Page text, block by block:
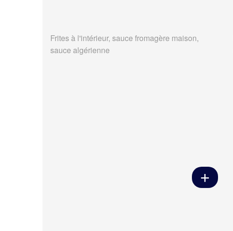
Frites à l'intérieur, sauce fromagère maison,
sauce algérienne